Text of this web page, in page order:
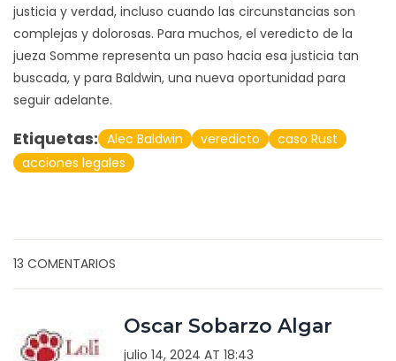
justicia y verdad, incluso cuando las circunstancias son
complejas y dolorosas. Para muchos, el veredicto de la
jueza Somme representa un paso hacia esa justicia tan
buscada, y para Baldwin, una nueva oportunidad para
seguir adelante.
Etiquetas: Alec Baldwin veredicto
caso Rust
acciones legales
13 COMENTARIOS
Oscar Sobarzo Algar
julio 14, 2024 AT 18:43